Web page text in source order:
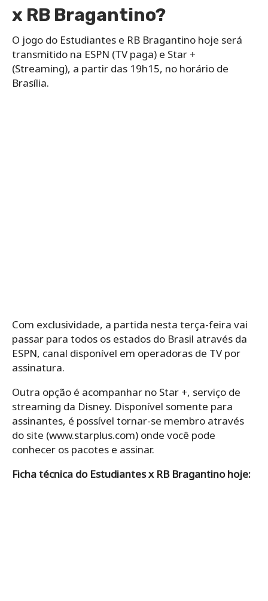
x RB Bragantino?
O jogo do Estudiantes e RB Bragantino hoje será
transmitido na ESPN (TV paga) e Star +
(Streaming), a partir das 19h15, no horário de
Brasília.
Com exclusividade, a partida nesta terça-feira vai
passar para todos os estados do Brasil através da
ESPN, canal disponível em operadoras de TV por
assinatura.
Outra opção é acompanhar no Star +, serviço de
streaming da Disney. Disponível somente para
assinantes, é possível tornar-se membro através
do site (www.starplus.com) onde você pode
conhecer os pacotes e assinar.
Ficha técnica do Estudiantes x RB Bragantino hoje: